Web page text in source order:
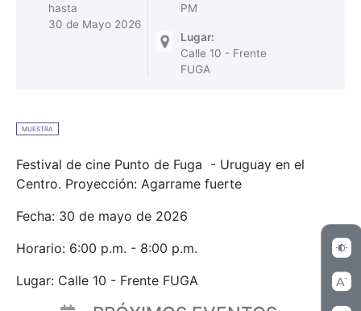
hasta
30 de Mayo 2026
PM
Lugar:
Calle 10 - Frente
FUGA
MUESTRA
Festival de cine Punto de Fuga - Uruguay en el
Centro. Proyección: Agarrame fuerte
Fecha: 30 de mayo de 2026
Horario: 6:00 p.m. - 8:00 p.m.
Lugar: Calle 10 - Frente FUGA